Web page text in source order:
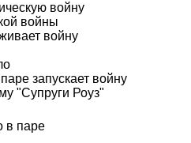
войну
войны
войну
запускает войну
"Супруги Роуз"
в паре